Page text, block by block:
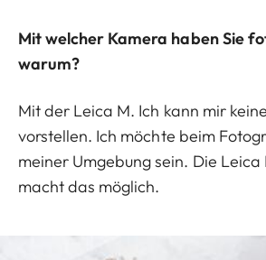
Mit welcher Kamera haben Sie
warum?
Mit der Leica M. Ich kann mir
vorstellen. Ich möchte beim
meiner Umgebung sein. Die Leica
macht das möglich.